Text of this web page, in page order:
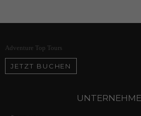
Adventure Top Tours
JETZT BUCHEN